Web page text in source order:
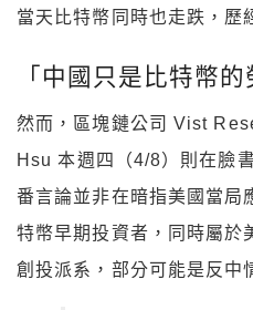
當天比特幣同時也走跌，歷
「中國只是比特幣的
然而，區塊鏈公司 Vist
Hsu 本週四（4/8）則在臉
番言論並非在暗指美國當局
特幣早期投資者，同時屬於
創投派系，部分可能是反中